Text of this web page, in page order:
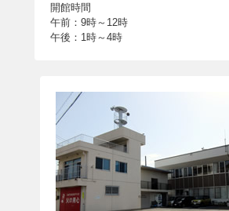
開館時間
午前：9時～12時
午後：1時～4時